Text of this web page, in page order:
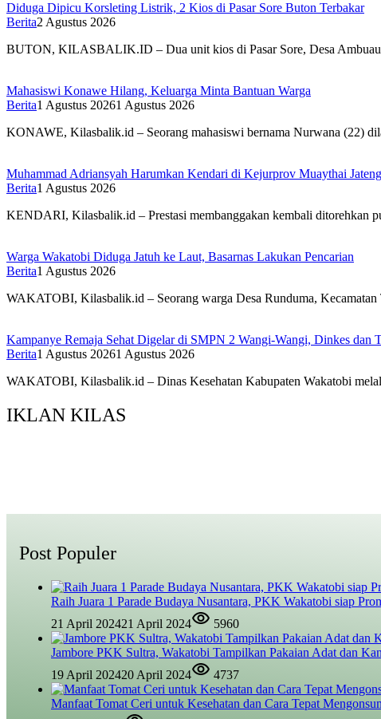
Diduga Dipicu Korsleting Listrik, 2 Kios di Pasar Sore Buton Terbakar
Berita2 Agustus 2026
BUTON, KILASBALIK.ID – Dua unit kios di Pasar Sore, Desa
Mahasiswi Konawe Hilang, Keluarga Minta Bantuan Warga
Berita1 Agustus 20261 Agustus 2026
KONAWE, Kilasbalik.id – Seorang mahasiswi bernama Nurwana (22)
Muhammad Adriansyah Harumkan Kendari di Kejurprov Muaythai Jateng
Berita1 Agustus 2026
KENDARI, Kilasbalik.id – Prestasi membanggakan kembali ditorehkan
Warga Wakatobi Diduga Jatuh ke Laut, Basarnas Lakukan Pencarian
Berita1 Agustus 2026
WAKATOBI, Kilasbalik.id – Seorang warga Desa Runduma,
Kampanye Remaja Sehat Digelar di SMPN 2 Wangi-Wangi, Dinkes dan
Berita1 Agustus 20261 Agustus 2026
WAKATOBI, Kilasbalik.id – Dinas Kesehatan Kabupaten Wakatobi
IKLAN KILAS
Post Populer
Raih Juara 1 Parade Budaya Nusantara, PKK Wakatobi siap
21 April 202421 April 2024 5960
Jambore PKK Sultra, Wakatobi Tampilkan Pakaian Adat dan
19 April 202420 April 2024 4737
Manfaat Tomat Ceri untuk Kesehatan dan Cara Tepat